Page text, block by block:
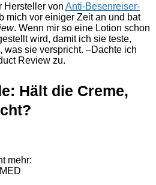
Hersteller von Anti-Besenreiser-
mich vor einiger Zeit an und bat
. Wenn mir so eine Lotion schon
wird, damit ich sie teste,
was sie verspricht. –Dachte ich
Review zu.
Hält die Creme,
mehr: